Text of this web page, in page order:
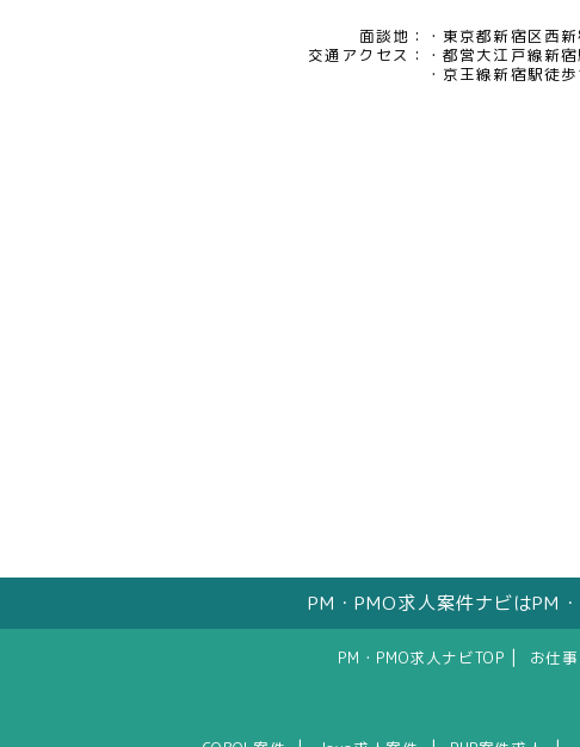
面談地：
東京都新宿区西
交通アクセス：
都営大江戸線新
京王線新宿駅徒
PM・PMO求人案件ナビはPM
PM・PMO求人ナビTOP お仕